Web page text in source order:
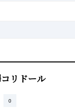
リドール
0